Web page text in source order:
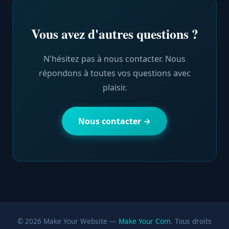
moteurs de recherche. Nous proposons
ligne et Make Your Social Media pour la gestion
de vos réseaux sociaux.
Vous avez d'autres questions ?
N'hésitez pas à nous contacter. Nous
répondons à toutes vos questions avec
plaisir.
Nous contacter →
© 2026 Make Your Website — Make Your Com. Tous droits